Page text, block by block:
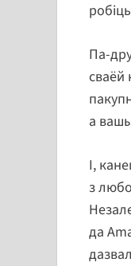
Па-
сваёй
а
І,
з
да